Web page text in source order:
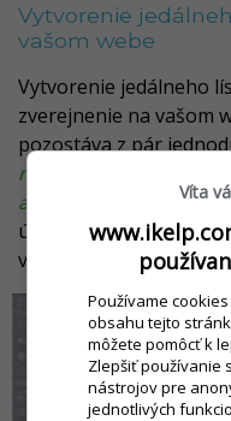
Vytvorenie
vašom webe
Vytvorenie jedálneho
zverejnenie na vašom
pozostáva z pár
nachádza postup pre
ale zo strany
úvod Vám
video:
Víta
Používame
obsahu tejto
môžete pomôcť k
Zlepšiť používanie
nástrojov pre
jednotlivých